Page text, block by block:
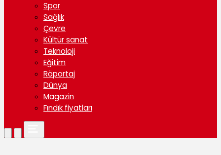
Spor
Sağlık
Çevre
Kültür sanat
Teknoloji
Eğitim
Röportaj
Dünya
Magazin
Fındık fiyatları